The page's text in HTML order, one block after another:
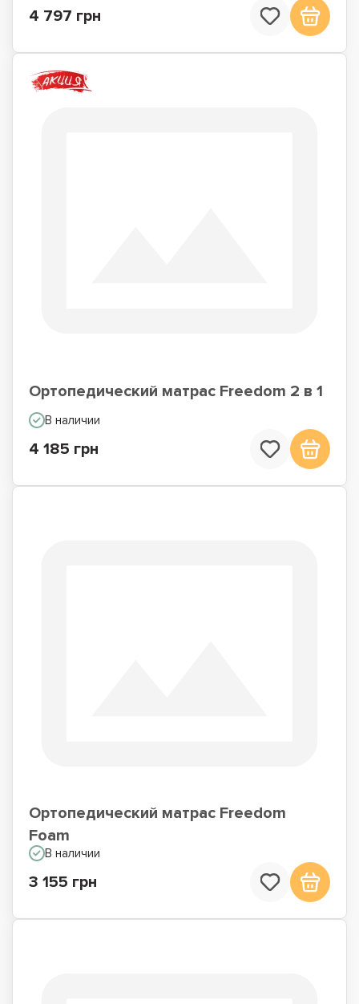
4 797 грн
Ортопедический матрас Freedom 2 в 1
В наличии
4 185 грн
Ортопедический матрас Freedom
Foam
В наличии
3 155 грн